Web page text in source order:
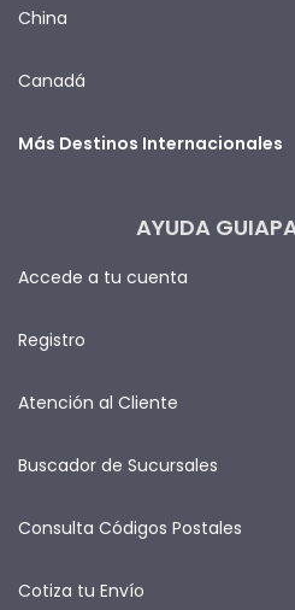
China
Canadá
Más Destinos Internacionales
AYUDA
Accede a tu cuenta
Registro
Atención al Cliente
Buscador de Sucursales
Consulta Códigos Postales
Cotiza tu Envío